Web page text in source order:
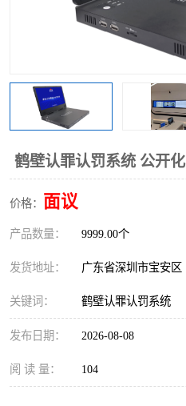
鹤壁认罪认罚系统 公开化
价格： 面议
产品数量： 9999.00个
发货地址： 广东省深圳市宝安区
关键词： 鹤壁认罪认罚系统
发布日期： 2026-08-08
阅 读 量： 104